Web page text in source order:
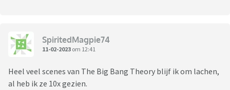
SpiritedMagpie74
11-02-2023 om 12:41
Heel veel scenes van The Big Bang Theory blijf ik om lachen,
al heb ik ze 10x gezien.